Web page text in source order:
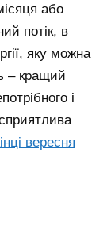
або
потік, в
яку можна
– кращий
і
вересня